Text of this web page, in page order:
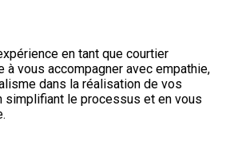
en tant que courtier
à vous accompagner avec empathie,
dans la réalisation de vos
simplifiant le processus et en vous